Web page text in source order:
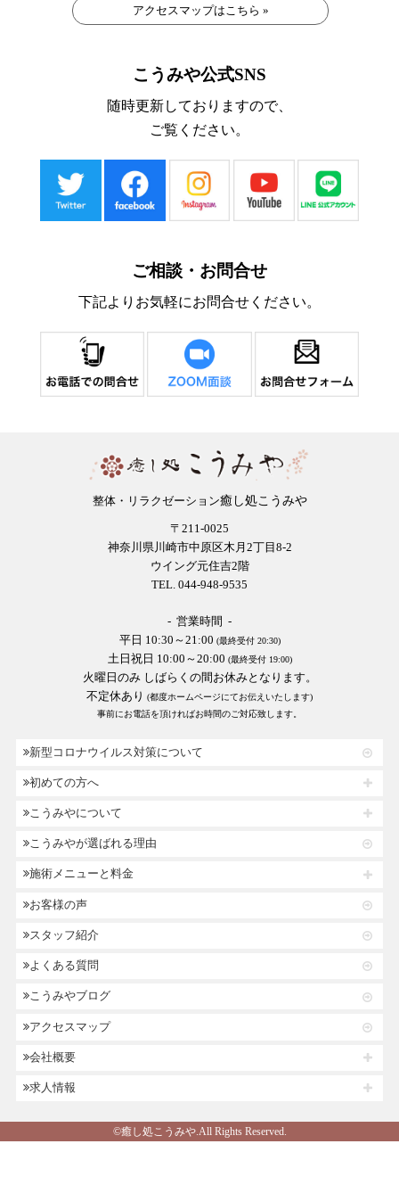
アクセスマップはこちら »
こうみや公式SNS
随時更新しておりますので、
ご覧ください。
ご相談・お問合せ
下記よりお気軽にお問合せください。
整体・リラクゼーション癒し処こうみや
〒211-0025
神奈川県川崎市中原区木月2丁目8-2
ウイング元住吉2階
TEL. 044-948-9535
- 営業時間 -
平日 10:30～21:00 (最終受付 20:30)
土日祝日 10:00～20:00 (最終受付 19:00)
火曜日のみ しばらくの間お休みとなります。
不定休あり (都度ホームページにてお伝えいたします)
事前にお電話を頂ければお時間のご対応致します。
新型コロナウイルス対策について
初めての方へ
こうみやについて
こうみやが選ばれる理由
施術メニューと料金
お客様の声
スタッフ紹介
よくある質問
こうみやブログ
アクセスマップ
会社概要
求人情報
©癒し処こうみや.All Rights Reserved.